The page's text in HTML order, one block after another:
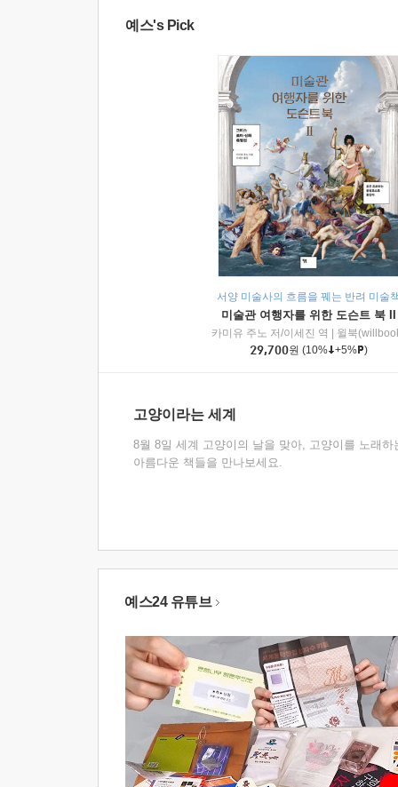
예스's Pick
서양 미술사의 흐름을 꿰는 반려 미술
미술관 여행자를 위한 도슨트 북 II
카미유 주노 저/이세진 역
윌북
29,700원 (10% +5% )
고양이라는 세계
8월 8일 세계 고양이의 날을 맞아, 고양이를 노래하
아름다운 책들을 만나보세요.
예스24 유튜브